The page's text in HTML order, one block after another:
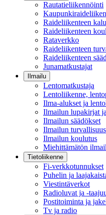
Rautatieliikennöinti
Raideliikenteen
Raideliikenteen
Rataverkko
Raideliikenteen
Raideliikenteen
Junamatkustajat
Ilmailu
Lentomatkustaja
Lentoliikenne,
Ilma-alukset ja
Ilmailun lupakirjat
Ilmailun säädökset
Ilmailun turvallisuus
Ilmailun koulutus
Miehittämätön
Tietoliikenne
Fi-verkkotunnukset
Puhelin ja
Viestintäverkot
Radioluvat ja -
Postitoiminta ja
Tv ja radio